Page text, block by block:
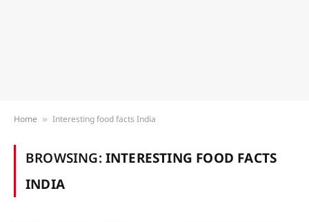
Home » Interesting food facts India
BROWSING: INTERESTING FOOD FACTS
INDIA